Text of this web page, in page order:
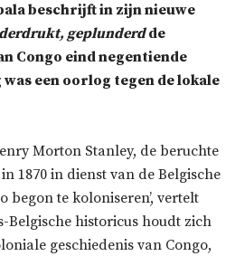
beschrijft in zijn nieuwe
geplunderdde
Congo eind negentiende
was een oorlog tegen de lokale
Morton Stanley, de beruchte
1870 in dienst van de Belgische
te koloniseren’, vertelt
Belgische historicus houdt zich
geschiedenis van Congo,